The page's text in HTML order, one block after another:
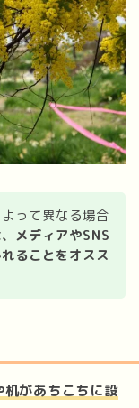
って異なる場合
メディアやSNS
ることをオスス
机があちこちに設